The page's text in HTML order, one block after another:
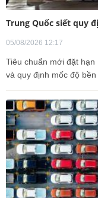
Trung Quốc siết quy
05/08/2026 12:17
Tiêu chuẩn mới đặt
và quy định mốc độ